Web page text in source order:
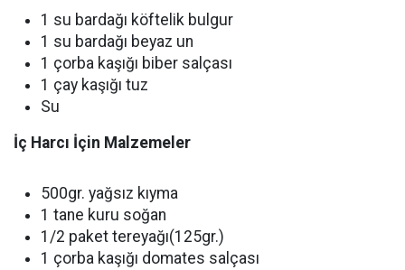
1 su bardağı köftelik bulgur
1 su bardağı beyaz un
1 çorba kaşığı biber salçası
1 çay kaşığı tuz
Su
İç Harcı İçin Malzemeler
500gr. yağsız kıyma
1 tane kuru soğan
1/2 paket tereyağı(125gr.)
1 çorba kaşığı domates salçası